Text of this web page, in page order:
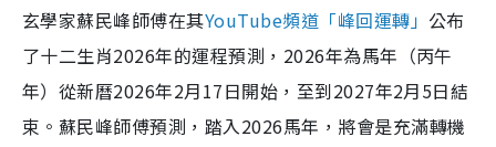
玄學家蘇民峰師傅在其YouTube頻道「峰回運轉」 公布
了十二生肖2026年的運程預測，2026年為馬年（丙午
年）從新曆2026年2月17日開始，至到2027年2月5日結
束。蘇民峰師傅預測，踏入2026馬年，將會是充滿轉機